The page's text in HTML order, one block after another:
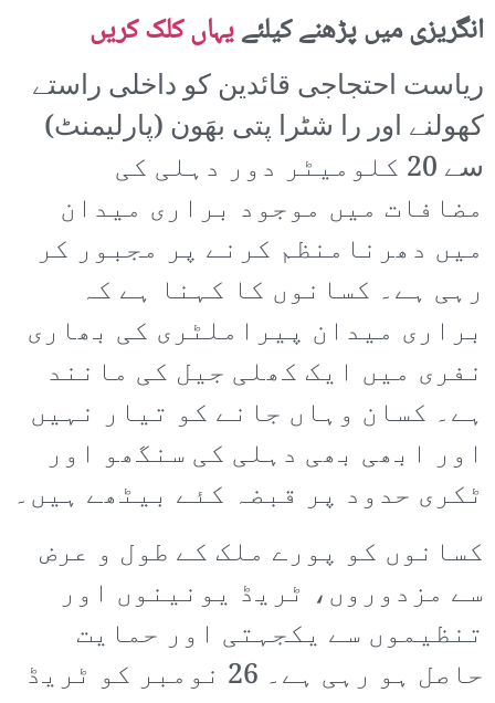
انگریزی میں پڑھنے کیلئےیہاں کلک کریں
ریاست احتجاجی قائدین کو داخلی راستے
کھولنے اور را شٹرا پتی بھَون (پارلیمنٹ)
سے 20 کلومیٹر دور دہلی کی
مضافات میں موجود براری میدان
میں دھرنامنظم کرنے پر مجبور کر
رہی ہے۔ کسانوں کا کہنا ہے کہ
براری میدان پیراملٹری کی بھاری
نفری میں ایک کھلی جیل کی مانند
ہے۔ کسان وہاں جانے کو تیار نہیں
اور ابھی بھی دہلی کی سنگھو اور
ٹکری حدود پر قبضہ کئے بیٹھے ہیں۔
کسانوں کو پورے ملک کے طول و عرض
سے مزدوروں، ٹریڈ یونینوں اور
تنظیموں سے یکجہتی اور حمایت
حاصل ہو رہی ہے۔ 26 نومبر کو ٹریڈ